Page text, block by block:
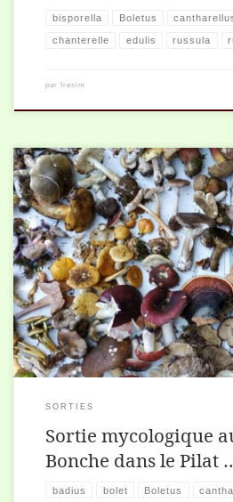
bisporella Boletus
chanterelle edulis russula
par fresim
Quelques Cèpes, Badius, Erythropus pour
d’autres ont été récoltés ... Et surtout le
SORTIES
Sortie mycologique
Bonche dans le Pilat
badius bolet Boletus